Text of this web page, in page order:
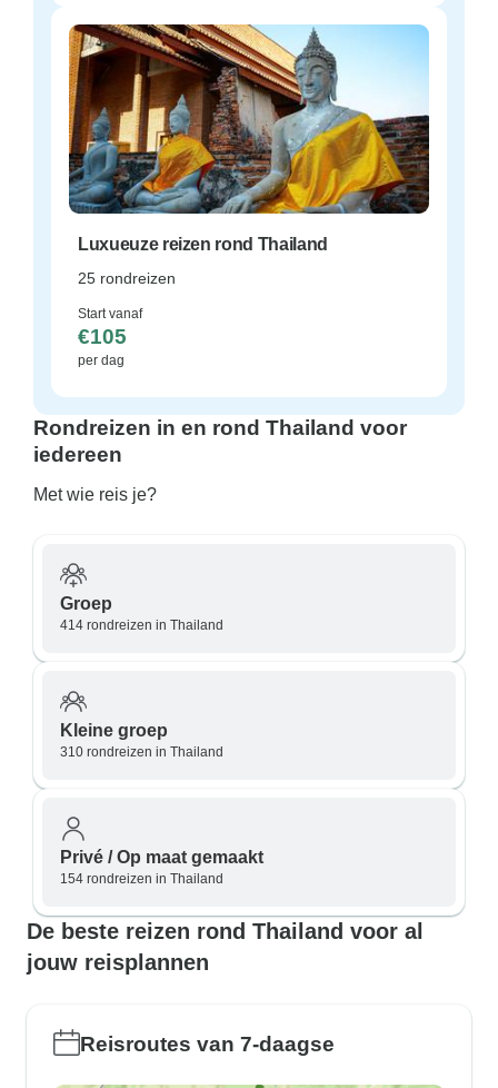
Luxueuze reizen rond Thailand
25 rondreizen
Start vanaf
€105
per dag
Rondreizen in en rond Thailand voor
iedereen
Met wie reis je?
Groep
414 rondreizen in Thailand
Kleine groep
310 rondreizen in Thailand
Privé / Op maat gemaakt
154 rondreizen in Thailand
De beste reizen rond Thailand voor al
jouw reisplannen
Reisroutes van 7-daagse